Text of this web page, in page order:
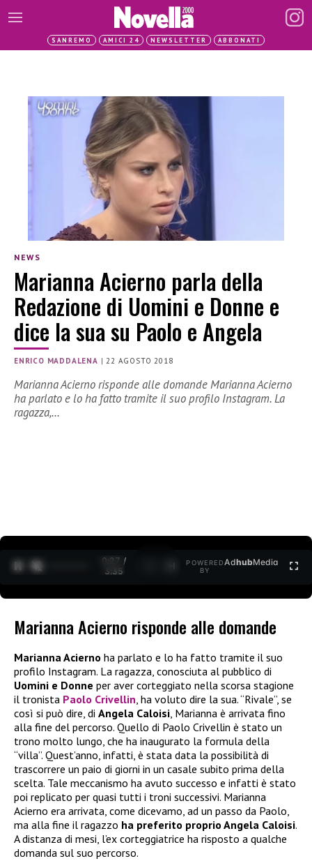
SANREMO AMICI 24 NEWSLETTER ABBONATI
NEWS
Marianna Acierno parla della
Redazione di Uomini e Donne e
dice la sua su Paolo e Angela
ENRICO MADDALENA |22 AGOSTO 2018
Marianna Acierno risponde alle domande Marianna Acierno
ha parlato e lo ha fatto tramite il suo profilo Instagram. La
ragazza,…
0:27 /
3:35
POWERED
BY
AdhubMedia
Marianna Acierno risponde alle domande
Marianna Acierno ha parlato e lo ha fatto tramite il suo
profilo Instagram. La ragazza, conosciuta al pubblico di
Uomini e Donne per aver corteggiato nella scorsa stagione
il tronista Paolo Crivellin, ha voluto dire la sua. “Rivale”, se
così si può dire, di Angela Caloisi, Marianna è arrivata fino
alla fine del percorso. Quello di Paolo Crivellin è stato un
trono molto lungo, che ha inaugurato la formula della
“villa”. Quest’anno, infatti, è stata data la possibilità di
trascorrere un paio di giorni in un casale subito prima della
scelta. Tale meccanismo ha avuto successo e infatti è stato
poi replicato per quasi tutti i troni successivi. Marianna
Acierno era arrivata, come dicevamo, ad un passo da Paolo,
ma alla fine il ragazzo ha preferito proprio Angela Caloisi.
A distanza di mesi, l’ex corteggiatrice ha risposto a qualche
domanda sul suo percorso.